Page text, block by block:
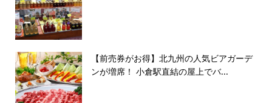
【前売券がお得】北九州の人気ビアガーデ
ンが増席！ 小倉駅直結の屋上でバ...